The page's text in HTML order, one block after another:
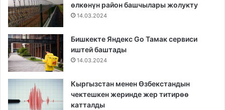
өлкөнүн район башчылары жолукту
14.03.2024
Бишкекте Яндекс Go Тамак сервиси
иштей баштады
14.03.2024
Кыргызстан менен Өзбекстандын
чектешкен жеринде жер титирөө
катталды